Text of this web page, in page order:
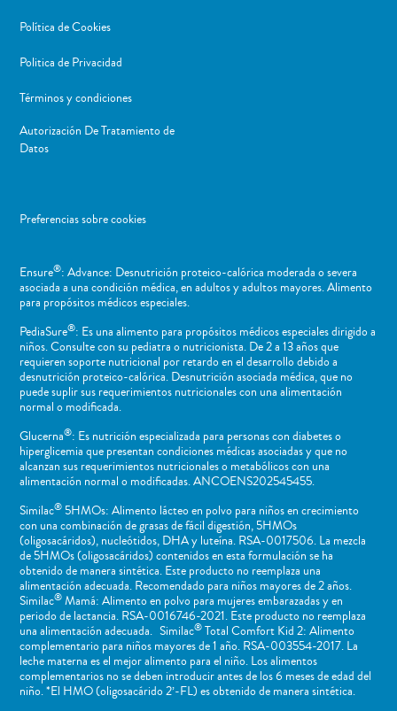
Política de Cookies
Politica de Privacidad
Términos y condiciones
Autorización De Tratamiento de
Datos
Preferencias sobre cookies
Ensure®: Advance: Desnutrición proteico-calórica moderada o severa
asociada a una condición médica, en adultos y adultos mayores. Alimento
para propósitos médicos especiales.
PediaSure®: Es una alimento para propósitos médicos especiales dirigido a
niños​. Consulte con su pediatra o nutricionista. De 2 a 13 años que
requieren soporte nutricional por retardo en el desarrollo debido a
desnutrición proteico-calórica. Desnutrición asociada médica, que no
puede suplir sus requerimientos nutricionales con una alimentación
normal o ​modificada.
Glucerna®: Es nutrición especializada para personas con diabetes o
hiperglicemia que presentan condiciones médicas asociadas y que no
alcanzan sus requerimientos nutricionales o metabólicos con una
alimentación normal o modificadas. ANCOENS202545455.
Similac®5HMOs: Alimento lácteo en polvo para niños en crecimiento
con una combinación de grasas de fácil digestión, 5HMOs
(oligosacáridos), nucleótidos, DHA y luteína. RSA-0017506. La mezcla
de 5HMOs (oligosacáridos) contenidos en esta formulación se ha
obtenido de manera sintética. Este producto no reemplaza una
alimentación adecuada. Recomendado para niños mayores de 2 años.
Similac®Mamá: Alimento en polvo para mujeres embarazadas y en
periodo de lactancia. RSA-0016746-2021. Este producto no reemplaza
una alimentación adecuada. Similac®Total Comfort Kid 2: Alimento
complementario para niños mayores de 1 año. RSA-003554-2017. La
leche materna es el mejor alimento para el niño. Los alimentos
complementarios no se deben introducir antes de los 6 meses de edad del
niño. *El HMO (oligosacárido 2’-FL) es obtenido de manera sintética.